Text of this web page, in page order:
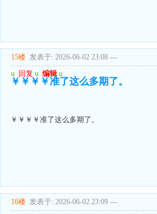
15楼 发表于: 2026-06-02 23:08 ---
u 回复 u 编辑 u
￥￥￥￥准了这么多期了。
￥￥￥￥准了这么多期了。
16楼 发表于: 2026-06-02 23:09 ---